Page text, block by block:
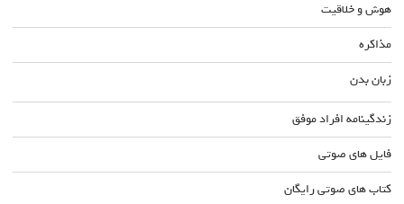
هوش و خلاقیت
مذاکره
زبان بدن
زندگینامه افراد موفق
فایل های صوتی
کتاب های صوتی رایگان